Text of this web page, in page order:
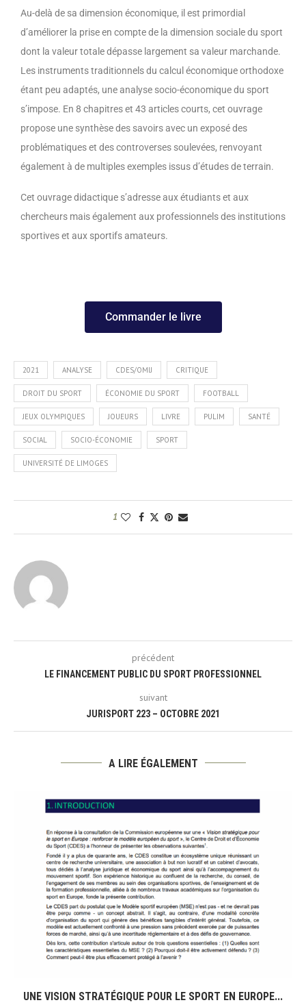
Au-delà de sa dimension économique, il est primordial
d’améliorer la prise en compte de la dimension sociale du sport
dont la valeur totale dépasse largement sa valeur marchande.
Les instruments traditionnels du calcul économique orthodoxe
étant peu adaptés, une analyse socio-économique du sport
s’impose. En 8 chapitres et 43 articles courts, cet ouvrage
propose une synthèse des savoirs avec un exposé des
problématiques et des controverses soulevées, renvoyant
également à de multiples exemples issus d’études de terrain.
Cet ouvrage didactique s’adresse aux étudiants et aux
chercheurs mais également aux professionnels des institutions
sportives et aux sportifs amateurs.
Commander le livre
2021 ANALYSE CDES/OMIJ CRITIQUE
DROIT DU SPORT ÉCONOMIE DU SPORT FOOTBALL
JEUX OLYMPIQUES JOUEURS LIVRE PULIM SANTÉ
SOCIAL SOCIO-ÉCONOMIE SPORT
UNIVERSITÉ DE LIMOGES
1
précédent
LE FINANCEMENT PUBLIC DU SPORT PROFESSIONNEL
suivant
JURISPORT 223 – OCTOBRE 2021
A LIRE ÉGALEMENT
UNE VISION STRATÉGIQUE POUR LE SPORT EN EUROPE...